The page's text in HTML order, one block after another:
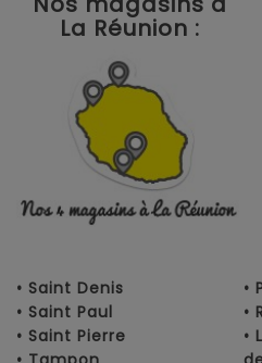
La Réunion :
• Saint Denis
• Saint Paul
• Saint Pierre
•
•
•